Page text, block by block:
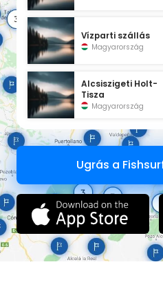
Vízparti szállás
Magyarország
Alcsiszigeti Holt-
Tisza
Magyarország
Ugrás a